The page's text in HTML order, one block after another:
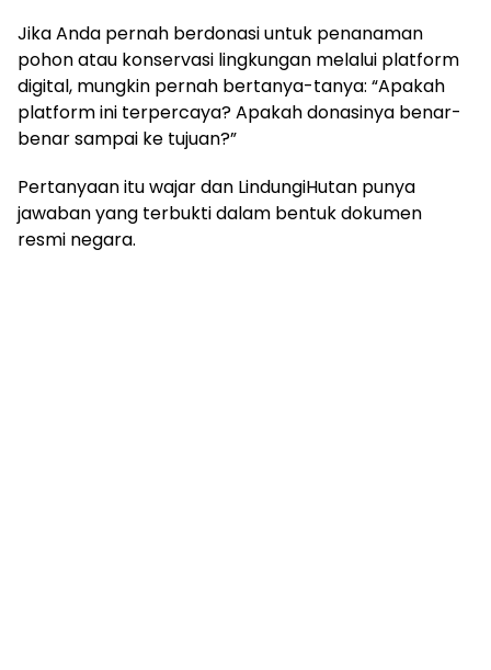
Jika Anda pernah berdonasi untuk penanaman
pohon atau konservasi lingkungan melalui platform
digital, mungkin pernah bertanya-tanya: “Apakah
platform ini terpercaya? Apakah donasinya benar-
benar sampai ke tujuan?”
Pertanyaan itu wajar dan LindungiHutan punya
jawaban yang terbukti dalam bentuk dokumen
resmi negara.